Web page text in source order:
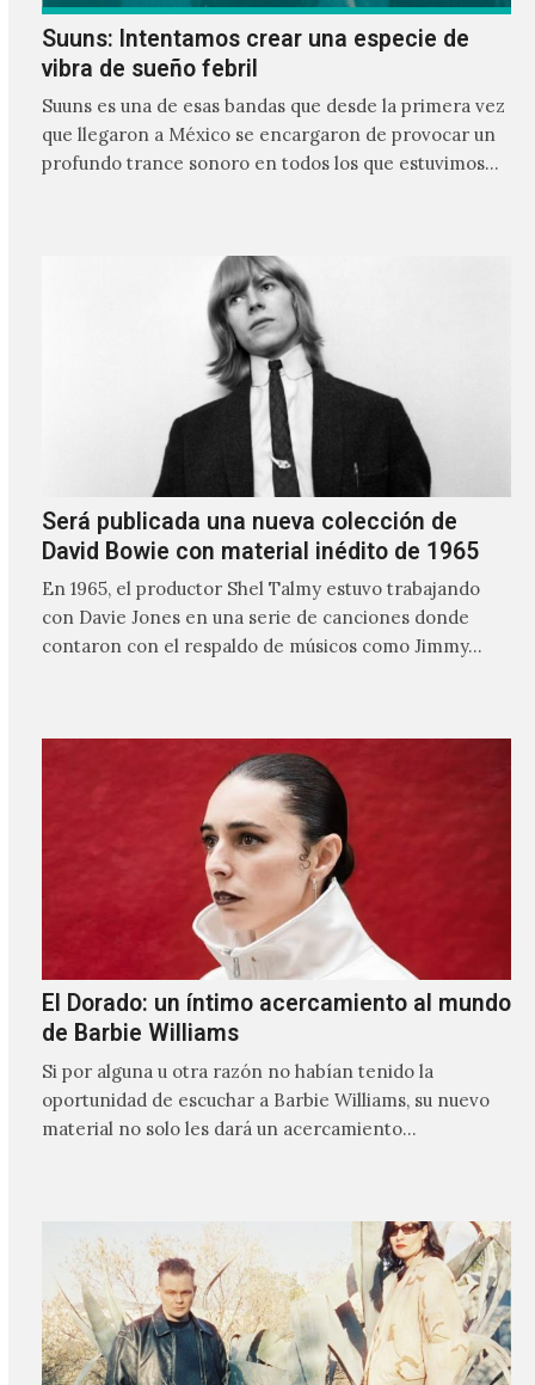
Suuns: Intentamos crear una especie de
vibra de sueño febril
Suuns es una de esas bandas que desde la primera vez
que llegaron a México se encargaron de provocar un
profundo trance sonoro en todos los que estuvimos
Será publicada una nueva colección de
David Bowie con material inédito de 1965
En 1965, el productor Shel Talmy estuvo trabajando
con Davie Jones en una serie de canciones donde
contaron con el respaldo de músicos como Jimmy…
El Dorado: un íntimo acercamiento al mundo
de Barbie Williams
Si por alguna u otra razón no habían tenido la
oportunidad de escuchar a Barbie Williams, su nuevo
material no solo les dará un acercamiento…